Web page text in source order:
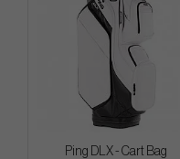
Ping DLX - Cart Bag